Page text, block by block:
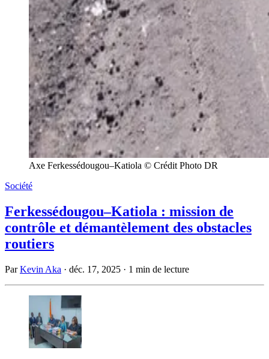
Axe Ferkessédougou–Katiola © Crédit Photo DR
Société
Ferkessédougou–Katiola : mission de
contrôle et démantèlement des obstacles
routiers
ParKevin Aka · déc. 17, 2025 · 1 min de lecture